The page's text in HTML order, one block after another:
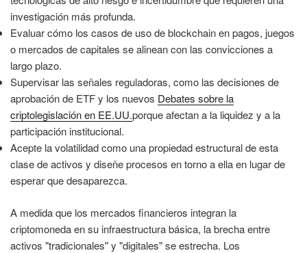
investigación más profunda.
Evaluar cómo los casos de uso de blockchain en pagos, juegos
o mercados de capitales se alinean con las convicciones a
largo plazo.
Supervisar las señales reguladoras, como las decisiones de
aprobación de ETF y los nuevos Debates sobre la
criptolegislación en EE.UU.porque afectan a la liquidez y a la
participación institucional.
Acepte la volatilidad como una propiedad estructural de esta
clase de activos y diseñe procesos en torno a ella en lugar de
esperar que desaparezca.
A medida que los mercados financieros integran la
criptomoneda en su infraestructura básica, la brecha entre
activos "tradicionales" y "digitales" se estrecha. Los